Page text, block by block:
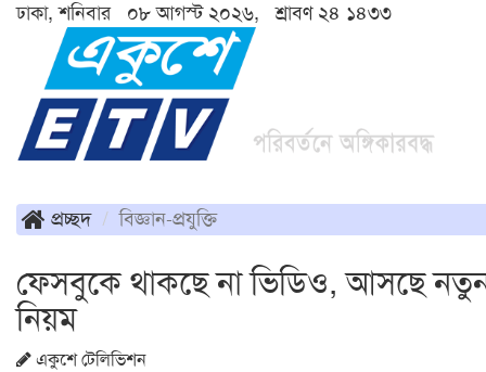
ঢাকা, শনিবার ০৮ আগস্ট ২০২৬, শ্রাবণ ২৪ ১৪৩৩
প্রচ্ছদ বিজ্ঞান-প্রযুক্তি
ফেসবুকে থাকছে না ভিডিও, আসছে
নিয়ম
একুশে টেলিভিশন